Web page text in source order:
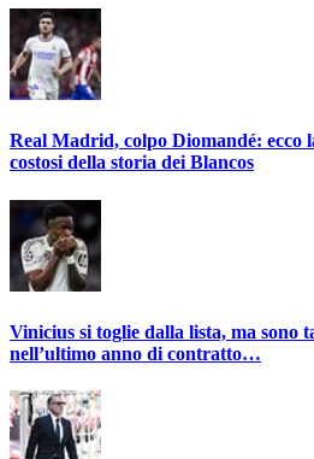
Real Madrid, colpo Diomandé: ecco
costosi della storia dei Blancos
Vinicius si toglie dalla lista, ma sono
nell’ultimo anno di contratto…